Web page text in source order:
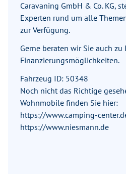
Caravaning GmbH & Co. KG,
Experten rund um alle
zur Verfügung.
Gerne beraten wir Sie auch
Finanzierungsmöglichkeiten.
Fahrzeug ID: 50348
Noch nicht das Richtige
Wohnmobile finden Sie hier:
https://www.camping-
https://www.niesmann.de